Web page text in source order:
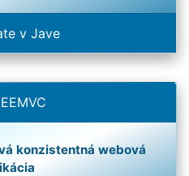
v Jave
konzistentná webová